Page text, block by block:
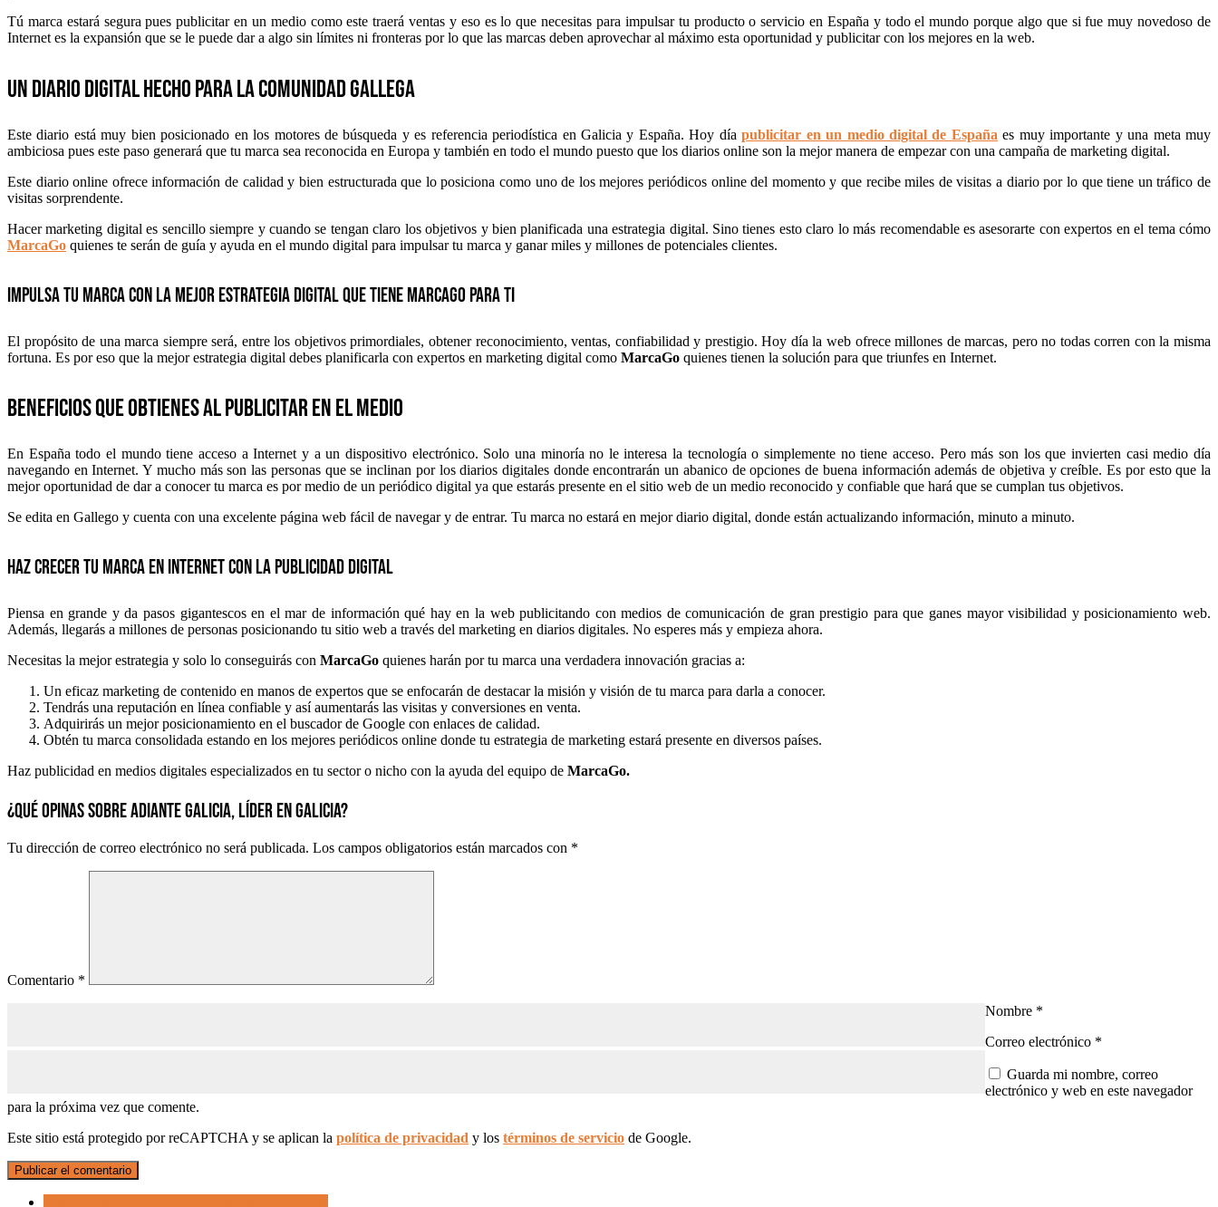
Tú marca estará segura pues publicitar en un medio como este traerá ventas y eso es lo que necesitas para impulsar tu producto o servicio en España y todo el mundo porque algo que si fue muy novedoso de
Internet es la expansión que se le puede dar a algo sin límites ni fronteras por lo que las marcas deben aprovechar al máximo esta oportunidad y publicitar con los mejores en la web.
Un diario digital hecho para la comunidad gallega
Este diario está muy bien posicionado en los motores de búsqueda y es referencia periodística en Galicia y España. Hoy díapublicitar en un medio digital de España es muy importante y una meta muy
ambiciosa pues este paso generará que tu marca sea reconocida en Europa y también en todo el mundo puesto que los diarios online son la mejor manera de empezar con una campaña de marketing digital.
Este diario online ofrece información de calidad y bien estructurada que lo posiciona como uno de los mejores periódicos online del momento y que recibe miles de visitas a diario por lo que tiene un tráfico de
visitas sorprendente.
Hacer marketing digital es sencillo siempre y cuando se tengan claro los objetivos y bien planificada una estrategia digital. Sino tienes esto claro lo más recomendable es asesorarte con expertos en el tema cómo
MarcaGo quienes te serán de guía y ayuda en el mundo digital para impulsar tu marca y ganar miles y millones de potenciales clientes.
Impulsa tu marca con la mejor estrategia digital que tiene MarcaGo para ti
El propósito de una marca siempre será, entre los objetivos primordiales, obtener reconocimiento, ventas, confiabilidad y prestigio. Hoy día la web ofrece millones de marcas, pero no todas corren con la misma
fortuna. Es por eso que la mejor estrategia digital debes planificarla con expertos en marketing digital como MarcaGo quienes tienen la solución para que triunfes en Internet.
Beneficios que obtienes al publicitar en el medio
En España todo el mundo tiene acceso a Internet y a un dispositivo electrónico. Solo una minoría no le interesa la tecnología o simplemente no tiene acceso. Pero más son los que invierten casi medio día
navegando en Internet. Y mucho más son las personas que se inclinan por los diarios digitales donde encontrarán un abanico de opciones de buena información además de objetiva y creíble. Es por esto que la
mejor oportunidad de dar a conocer tu marca es por medio de un periódico digital ya que estarás presente en el sitio web de un medio reconocido y confiable que hará que se cumplan tus objetivos.
Se edita en Gallego y cuenta con una excelente página web fácil de navegar y de entrar. Tu marca no estará en mejor diario digital, donde están actualizando información, minuto a minuto.
Haz crecer tu marca en Internet con la publicidad digital
Piensa en grande y da pasos gigantescos en el mar de información qué hay en la web publicitando con medios de comunicación de gran prestigio para que ganes mayor visibilidad y posicionamiento web.
Además, llegarás a millones de personas posicionando tu sitio web a través del marketing en diarios digitales. No esperes más y empieza ahora.
Necesitas la mejor estrategia y solo lo conseguirás con MarcaGo quienes harán por tu marca una verdadera innovación gracias a:
Un eficaz marketing de contenido en manos de expertos que se enfocarán de destacar la misión y visión de tu marca para darla a conocer.
Tendrás una reputación en línea confiable y así aumentarás las visitas y conversiones en venta.
Adquirirás un mejor posicionamiento en el buscador de Google con enlaces de calidad.
Obtén tu marca consolidada estando en los mejores periódicos online donde tu estrategia de marketing estará presente en diversos países.
Haz publicidad en medios digitales especializados en tu sector o nicho con la ayuda del equipo de MarcaGo.
¿QUÉ OPINAS SOBRE ADIANTE GALICIA, LÍDER EN GALICIA?
Tu dirección de correo electrónico no será publicada. Los campos obligatorios están marcados con *
Comentario *
Nombre *
Correo electrónico *
Guarda mi nombre, correo
electrónico y web en este navegador
para la próxima vez que comente.
Este sitio está protegido por reCAPTCHA y se aplican la política de privacidad y los términos de servicio de Google.